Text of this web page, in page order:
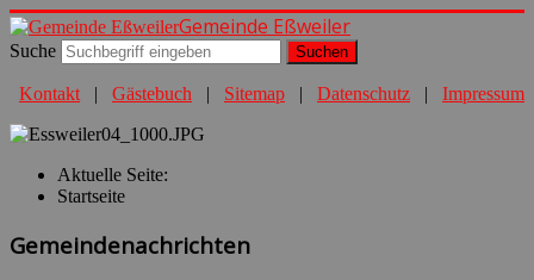
Gemeinde Eßweiler
Suche Suchen
Kontakt | Gästebuch | Sitemap | Datenschutz | Impressum
Aktuelle Seite:
Startseite
Gemeindenachrichten